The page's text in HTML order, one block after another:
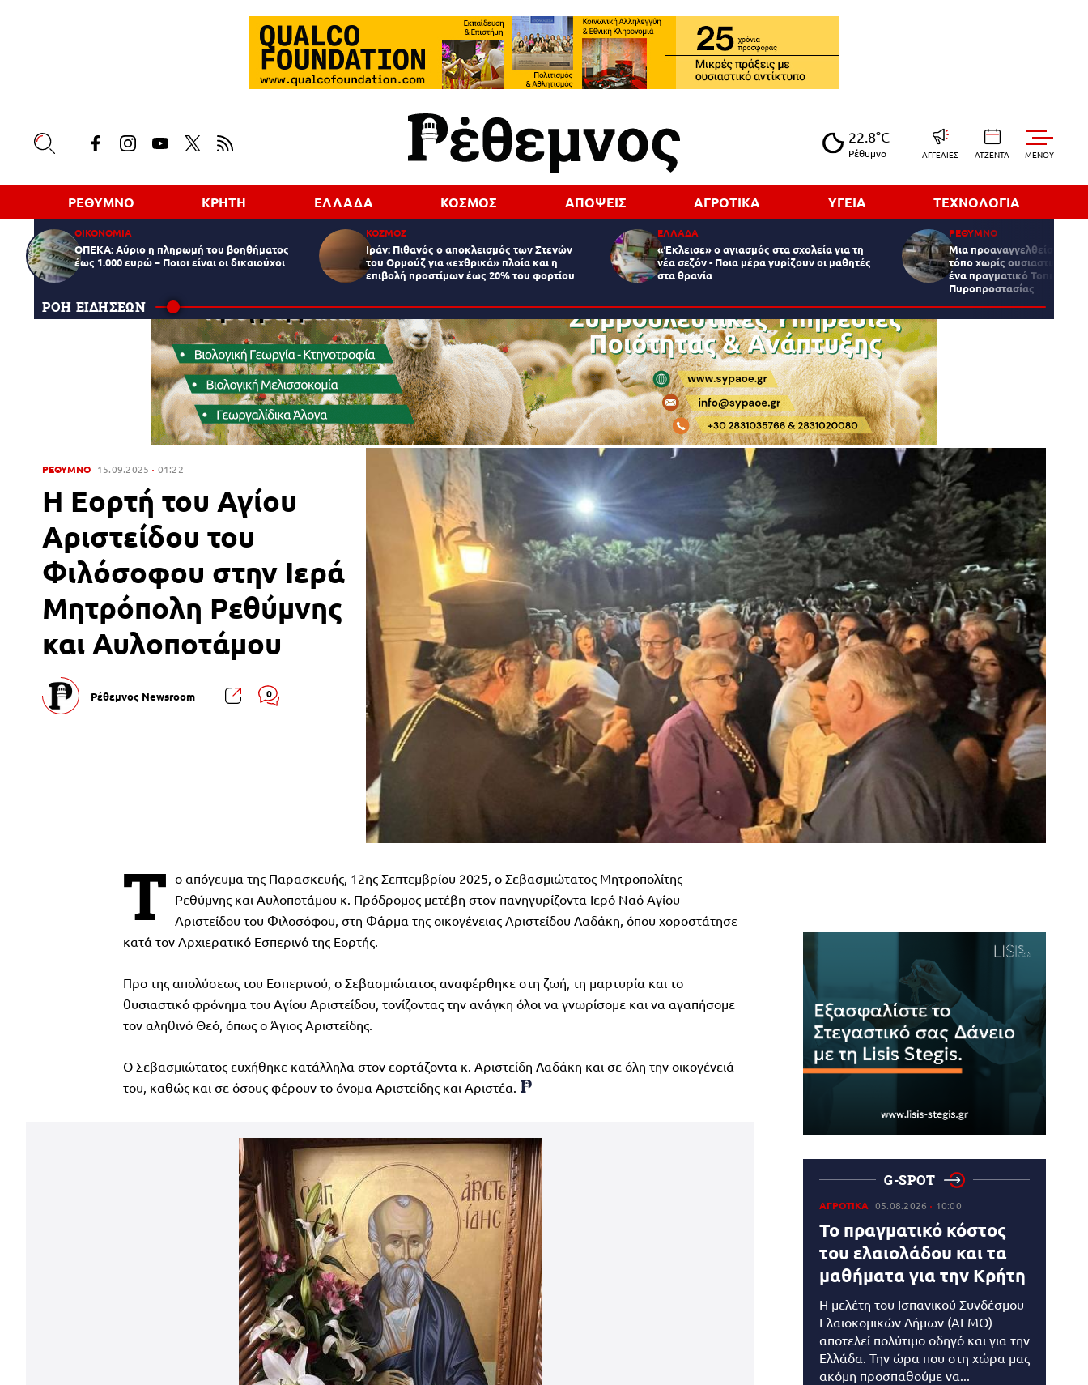
22.8°C
Ρέθυμνο ΑΓΓΕΛΙΕΣ ΑΤΖΕΝΤΑ
ΡΕΘΥΜΝΟ ΚΡΗΤΗ ΕΛΛΑΔΑ ΚΟΣΜΟΣ ΑΠΟΨΕΙΣ ΑΓΡΟΤΙΚΑ ΥΓΕΙΑ ΤΕΧΝΟΛΟΓΙΑ
ΟΙΚΟΝΟΜΙΑ
ΟΠΕΚΑ: Αύριο η πληρωμή του βοηθήματος
έως 1.000 ευρώ – Ποιοι είναι οι δικαιούχοι
ΚΟΣΜΟΣ
Ιράν: Πιθανός ο αποκλεισμός των Στενών
του Ορμούζ για «εχθρικά» πλοία και η
επιβολή προστίμων έως 20% του φορτίου
ΕΛΛΑΔΑ
«Έκλεισε» ο αγιασμός στα σχολεία για τη
νέα σεζόν - Ποια μέρα γυρίζουν οι μαθητές
στα θρανία
ΡΕΘΥΜΝΟ
Μια προαναγγελθείσα
τόπο χωρίς ουσιαστική
ένα πραγματικό Τοπικό
Πυροπροστασίας
ΡΟΗ ΕΙΔΗΣΕΩΝ
MENOY
ΡΕΘΥΜΝΟ 15.09.2025 01:22
Η Εορτή του Αγίου
Αριστείδου του
Φιλόσοφου στην Ιερά
Μητρόπολη Ρεθύμνης
και Αυλοποτάμου
Ρέθεμνος Newsroom 0
Τ ο απόγευμα της Παρασκευής, 12ης Σεπτεμβρίου 2025, ο Σεβασμιώτατος Μητροπολίτης
Ρεθύμνης και Αυλοποτάμου κ. Πρόδρομος μετέβη στον πανηγυρίζοντα Ιερό Ναό Αγίου
Αριστείδου του Φιλοσόφου, στη Φάρμα της οικογένειας Αριστείδου Λαδάκη, όπου χοροστάτησε
κατά τον Αρχιερατικό Εσπερινό της Εορτής.
Προ της απολύσεως του Εσπερινού, ο Σεβασμιώτατος αναφέρθηκε στη ζωή, τη μαρτυρία και το
θυσιαστικό φρόνημα του Αγίου Αριστείδου, τονίζοντας την ανάγκη όλοι να γνωρίσομε και να αγαπήσομε
τον αληθινό Θεό, όπως ο Άγιος Αριστείδης.
Ο Σεβασμιώτατος ευχήθηκε κατάλληλα στον εορτάζοντα κ. Αριστείδη Λαδάκη και σε όλη την οικογένειά
του, καθώς και σε όσους φέρουν το όνομα Αριστείδης και Αριστέα.
G-SPOT
ΑΓΡΟΤΙΚΑ 05.08.2026 10:00
Το πραγματικό κόστος
του ελαιολάδου και τα
μαθήματα για την Κρήτη
Η μελέτη του Ισπανικού Συνδέσμου
Ελαιοκομικών Δήμων (AEMO)
αποτελεί πολύτιμο οδηγό και για την
Ελλάδα. Την ώρα που στη χώρα μας
ακόμη προσπαθούμε να...